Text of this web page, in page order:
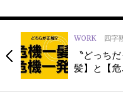
WORK 四字
〝どっち
髪】と【